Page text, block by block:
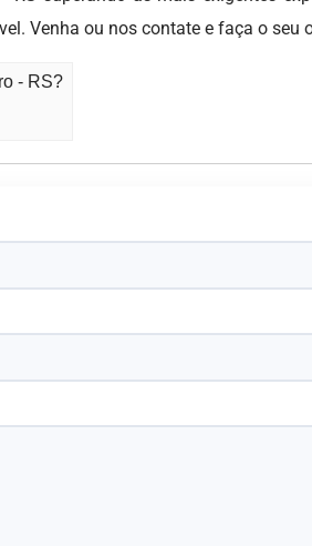
Venha ou nos contate e faça o seu
- RS?